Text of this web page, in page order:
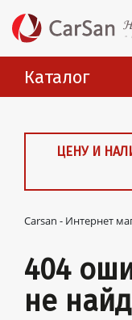
Каталог
ЦЕНУ И
Carsan - Интернет
404
не